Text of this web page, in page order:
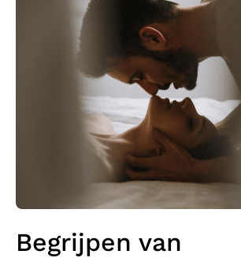
Begrijpen van